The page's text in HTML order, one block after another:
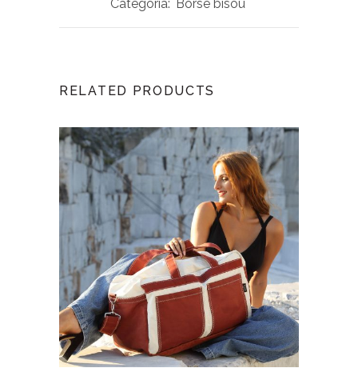
Categoria: Borse bisou
RELATED PRODUCTS